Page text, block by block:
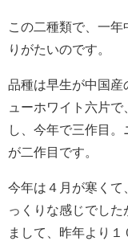
この二種類で、一
りがたいのです。
品種は早生が中国産
ューホワイト六片
し、今年で三作目
が二作目です。
今年は４月が寒くて
っくりな感じでし
まして、昨年より